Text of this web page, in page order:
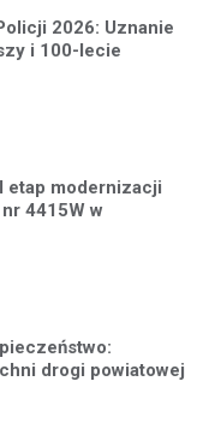
2026: Uznanie
i 100-lecie
etap modernizacji
4415W w
drogi powiatowej